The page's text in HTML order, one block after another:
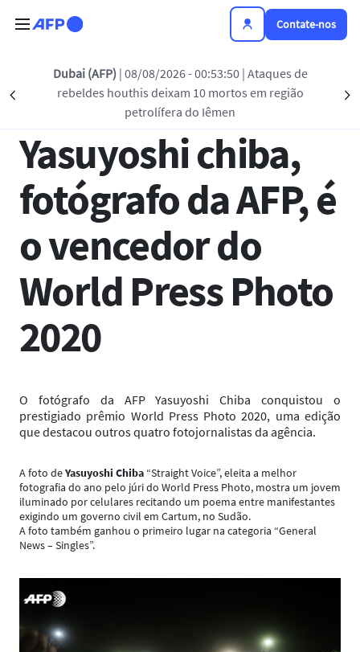
Contate-nos
Précédent
Dubai (AFP) | 08/08/2026 - 00:53:50 | Ataques de
rebeldes houthis deixam 10 mortos em região
petrolífera do Iêmen
Voltar à lista
Yasuyoshi chiba,
fotógrafo da AFP, é
o vencedor do
World Press Photo
2020
O fotógrafo da AFP Yasuyoshi Chiba conquistou o
prestigiado prêmio World Press Photo 2020, uma edição
que destacou outros quatro fotojornalistas da agência.
A foto deYasuyoshi Chiba “Straight Voice”, eleita a melhor
fotografia do ano pelo júri do World Press Photo, mostra um jovem
iluminado por celulares recitando um poema entre manifestantes
exigindo um governo civil em Cartum, no Sudão.
A foto também ganhou o primeiro lugar na categoria “General
News – Singles”.